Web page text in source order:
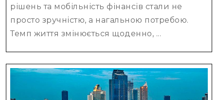
рішень та мобільність фінансів стали не
просто зручністю, а нагальною потребою.
Темп життя змінюється щоденно, ...